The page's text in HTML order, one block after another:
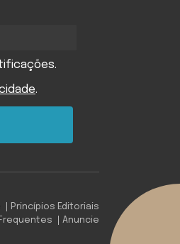
.
Princípios Editoriais
Anuncie